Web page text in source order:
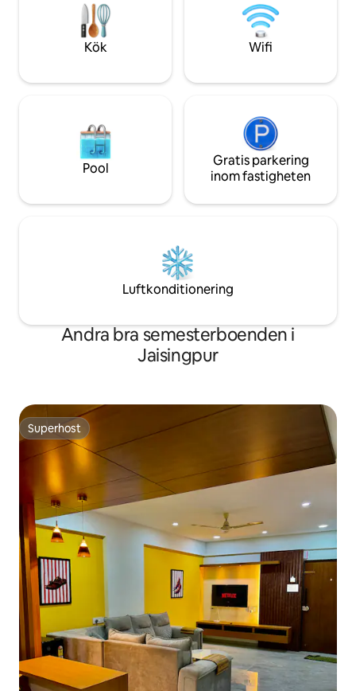
Flygplatsen ligger bara 3 km från platsen
och NH 48 motorvägen ligger bara 500
meter bort. Lycka till med vistelsen!
Boka din vistelse
balansen mellan
den lugna själen i
Kök Wifi
Pool
Gratis parkering
inom fastigheten
Luftkonditionering
Andra bra semesterboenden i
Jaisingpur
Superhost
Superhost